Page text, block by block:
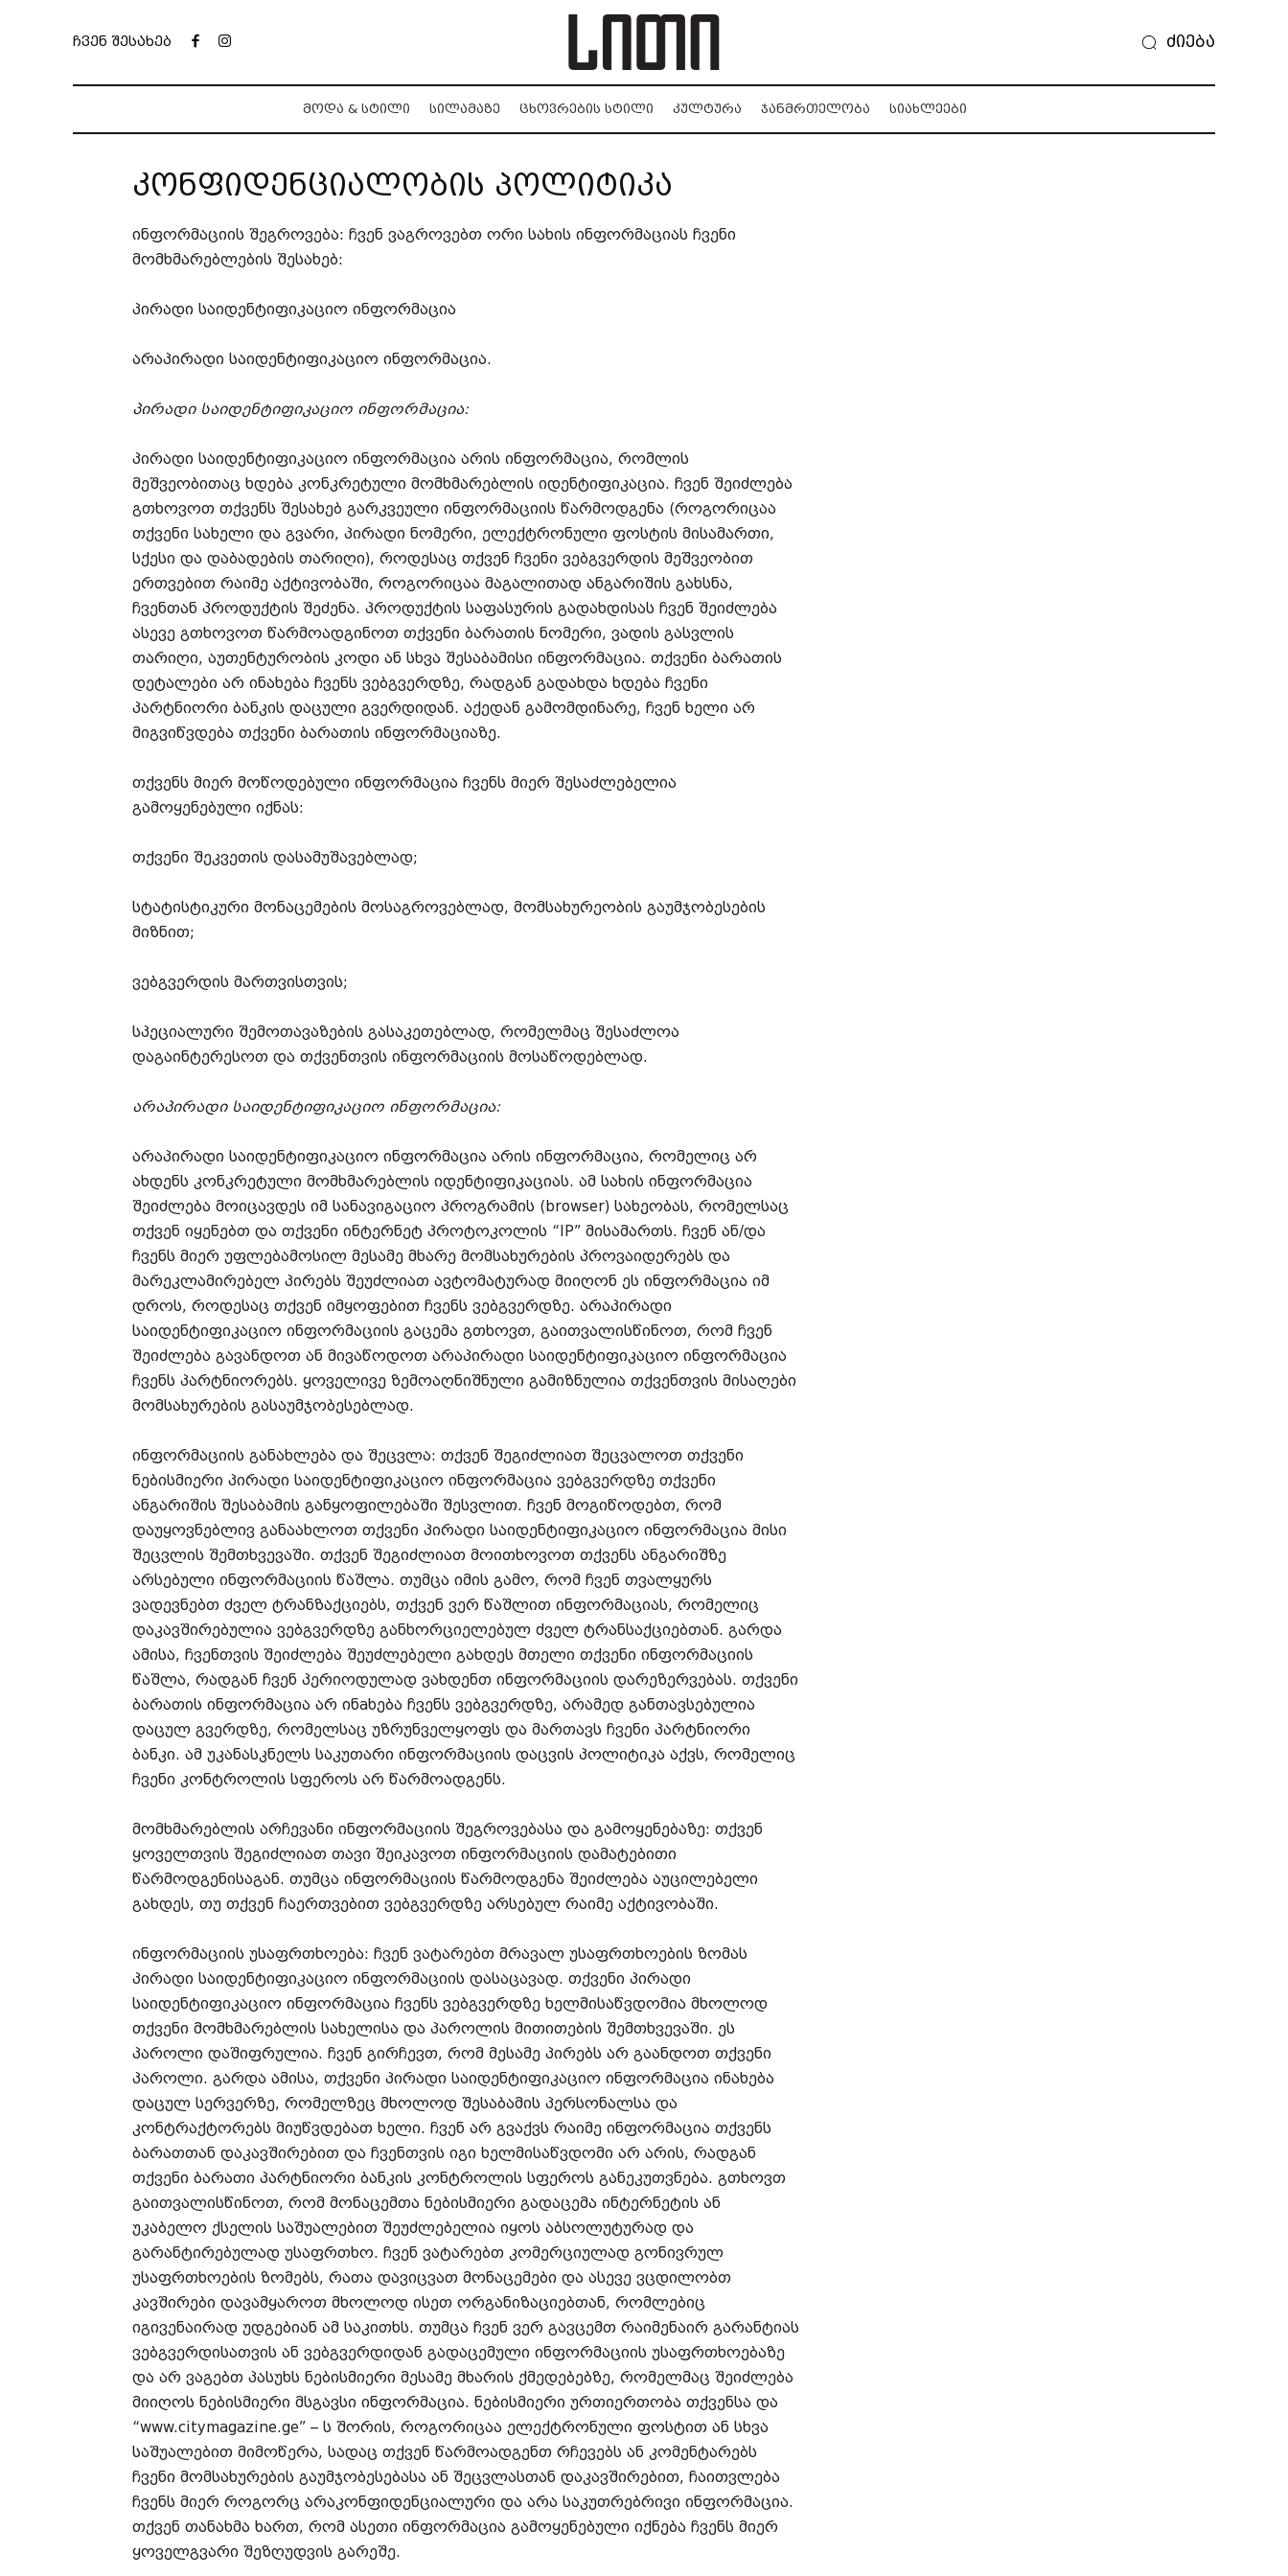
ჩვენ შესახებ ძიება
ᲛᲝᲓᲐ & ᲡᲢᲘᲚᲘ ᲡᲘᲚᲐᲛᲐᲖᲔ ᲪᲮᲝᲕᲠᲔᲑᲘᲡ ᲡᲢᲘᲚᲘ ᲙᲣᲚᲢᲣᲠᲐ ᲯᲐᲜᲛᲠᲗᲔᲚᲝᲑᲐ ᲡᲘᲐᲮᲚᲔᲔᲑᲘ
კონფიდენციალობის პოლიტიკა
ინფორმაციის შეგროვება: ჩვენ ვაგროვებთ ორი სახის ინფორმაციას ჩვენი
მომხმარებლების შესახებ:
პირადი საიდენტიფიკაციო ინფორმაცია
არაპირადი საიდენტიფიკაციო ინფორმაცია.
პირადი საიდენტიფიკაციო ინფორმაცია:
პირადი საიდენტიფიკაციო ინფორმაცია არის ინფორმაცია, რომლის
მეშვეობითაც ხდება კონკრეტული მომხმარებლის იდენტიფიკაცია. ჩვენ შეიძლება
გთხოვოთ თქვენს შესახებ გარკვეული ინფორმაციის წარმოდგენა (როგორიცაა
თქვენი სახელი და გვარი, პირადი ნომერი, ელექტრონული ფოსტის მისამართი,
სქესი და დაბადების თარიღი), როდესაც თქვენ ჩვენი ვებგვერდის მეშვეობით
ერთვებით რაიმე აქტივობაში, როგორიცაა მაგალითად ანგარიშის გახსნა,
ჩვენთან პროდუქტის შეძენა. პროდუქტის საფასურის გადახდისას ჩვენ შეიძლება
ასევე გთხოვოთ წარმოადგინოთ თქვენი ბარათის ნომერი, ვადის გასვლის
თარიღი, აუთენტურობის კოდი ან სხვა შესაბამისი ინფორმაცია. თქვენი ბარათის
დეტალები არ ინახება ჩვენს ვებგვერდზე, რადგან გადახდა ხდება ჩვენი
პარტნიორი ბანკის დაცული გვერდიდან. აქედან გამომდინარე, ჩვენ ხელი არ
მიგვიწვდება თქვენი ბარათის ინფორმაციაზე.
თქვენს მიერ მოწოდებული ინფორმაცია ჩვენს მიერ შესაძლებელია
გამოყენებული იქნას:
თქვენი შეკვეთის დასამუშავებლად;
სტატისტიკური მონაცემების მოსაგროვებლად, მომსახურეობის გაუმჯობესების
მიზნით;
ვებგვერდის მართვისთვის;
სპეციალური შემოთავაზების გასაკეთებლად, რომელმაც შესაძლოა
დაგაინტერესოთ და თქვენთვის ინფორმაციის მოსაწოდებლად.
არაპირადი საიდენტიფიკაციო ინფორმაცია:
არაპირადი საიდენტიფიკაციო ინფორმაცია არის ინფორმაცია, რომელიც არ
ახდენს კონკრეტული მომხმარებლის იდენტიფიკაციას. ამ სახის ინფორმაცია
შეიძლება მოიცავდეს იმ სანავიგაციო პროგრამის (browser) სახეობას, რომელსაც
თქვენ იყენებთ და თქვენი ინტერნეტ პროტოკოლის “IP” მისამართს. ჩვენ ან/და
ჩვენს მიერ უფლებამოსილ მესამე მხარე მომსახურების პროვაიდერებს და
მარეკლამირებელ პირებს შეუძლიათ ავტომატურად მიიღონ ეს ინფორმაცია იმ
დროს, როდესაც თქვენ იმყოფებით ჩვენს ვებგვერდზე. არაპირადი
საიდენტიფიკაციო ინფორმაციის გაცემა გთხოვთ, გაითვალისწინოთ, რომ ჩვენ
შეიძლება გავანდოთ ან მივაწოდოთ არაპირადი საიდენტიფიკაციო ინფორმაცია
ჩვენს პარტნიორებს. ყოველივე ზემოაღნიშნული გამიზნულია თქვენთვის მისაღები
მომსახურების გასაუმჯობესებლად.
ინფორმაციის განახლება და შეცვლა: თქვენ შეგიძლიათ შეცვალოთ თქვენი
ნებისმიერი პირადი საიდენტიფიკაციო ინფორმაცია ვებგვერდზე თქვენი
ანგარიშის შესაბამის განყოფილებაში შესვლით. ჩვენ მოგიწოდებთ, რომ
დაუყოვნებლივ განაახლოთ თქვენი პირადი საიდენტიფიკაციო ინფორმაცია მისი
შეცვლის შემთხვევაში. თქვენ შეგიძლიათ მოითხოვოთ თქვენს ანგარიშზე
არსებული ინფორმაციის წაშლა. თუმცა იმის გამო, რომ ჩვენ თვალყურს
ვადევნებთ ძველ ტრანზაქციებს, თქვენ ვერ წაშლით ინფორმაციას, რომელიც
დაკავშირებულია ვებგვერდზე განხორციელებულ ძველ ტრანსაქციებთან. გარდა
ამისა, ჩვენთვის შეიძლება შეუძლებელი გახდეს მთელი თქვენი ინფორმაციის
წაშლა, რადგან ჩვენ პერიოდულად ვახდენთ ინფორმაციის დარეზერვებას. თქვენი
ბარათის ინფორმაცია არ ინaხება ჩვენს ვებგვერდზე, არამედ განთავსებულია
დაცულ გვერდზე, რომელსაც უზრუნველყოფს და მართავს ჩვენი პარტნიორი
ბანკი. ამ უკანასკნელს საკუთარი ინფორმაციის დაცვის პოლიტიკა აქვს, რომელიც
ჩვენი კონტროლის სფეროს არ წარმოადგენს.
მომხმარებლის არჩევანი ინფორმაციის შეგროვებასა და გამოყენებაზე: თქვენ
ყოველთვის შეგიძლიათ თავი შეიკავოთ ინფორმაციის დამატებითი
წარმოდგენისაგან. თუმცა ინფორმაციის წარმოდგენა შეიძლება აუცილებელი
გახდეს, თუ თქვენ ჩაერთვებით ვებგვერდზე არსებულ რაიმე აქტივობაში.
ინფორმაციის უსაფრთხოება: ჩვენ ვატარებთ მრავალ უსაფრთხოების ზომას
პირადი საიდენტიფიკაციო ინფორმაციის დასაცავად. თქვენი პირადი
საიდენტიფიკაციო ინფორმაცია ჩვენს ვებგვერდზე ხელმისაწვდომია მხოლოდ
თქვენი მომხმარებლის სახელისა და პაროლის მითითების შემთხვევაში. ეს
პაროლი დაშიფრულია. ჩვენ გირჩევთ, რომ მესამე პირებს არ გაანდოთ თქვენი
პაროლი. გარდა ამისა, თქვენი პირადი საიდენტიფიკაციო ინფორმაცია ინახება
დაცულ სერვერზე, რომელზეც მხოლოდ შესაბამის პერსონალსა და
კონტრაქტორებს მიუწვდებათ ხელი. ჩვენ არ გვაქვს რაიმე ინფორმაცია თქვენს
ბარათთან დაკავშირებით და ჩვენთვის იგი ხელმისაწვდომი არ არის, რადგან
თქვენი ბარათი პარტნიორი ბანკის კონტროლის სფეროს განეკუთვნება. გთხოვთ
გაითვალისწინოთ, რომ მონაცემთა ნებისმიერი გადაცემა ინტერნეტის ან
უკაბელო ქსელის საშუალებით შეუძლებელია იყოს აბსოლუტურად და
გარანტირებულად უსაფრთხო. ჩვენ ვატარებთ კომერციულად გონივრულ
უსაფრთხოების ზომებს, რათა დავიცვათ მონაცემები და ასევე ვცდილობთ
კავშირები დავამყაროთ მხოლოდ ისეთ ორგანიზაციებთან, რომლებიც
იგივენაირად უდგებიან ამ საკითხს. თუმცა ჩვენ ვერ გავცემთ რაიმენაირ გარანტიას
ვებგვერდისათვის ან ვებგვერდიდან გადაცემული ინფორმაციის უსაფრთხოებაზე
და არ ვაგებთ პასუხს ნებისმიერი მესამე მხარის ქმედებებზე, რომელმაც შეიძლება
მიიღოს ნებისმიერი მსგავსი ინფორმაცია. ნებისმიერი ურთიერთობა თქვენსა და
“www.citymagazine.ge” – ს შორის, როგორიცაა ელექტრონული ფოსტით ან სხვა
საშუალებით მიმოწერა, სადაც თქვენ წარმოადგენთ რჩევებს ან კომენტარებს
ჩვენი მომსახურების გაუმჯობესებასა ან შეცვლასთან დაკავშირებით, ჩაითვლება
ჩვენს მიერ როგორც არაკონფიდენციალური და არა საკუთრებრივი ინფორმაცია.
თქვენ თანახმა ხართ, რომ ასეთი ინფორმაცია გამოყენებული იქნება ჩვენს მიერ
ყოველგვარი შეზღუდვის გარეშე.